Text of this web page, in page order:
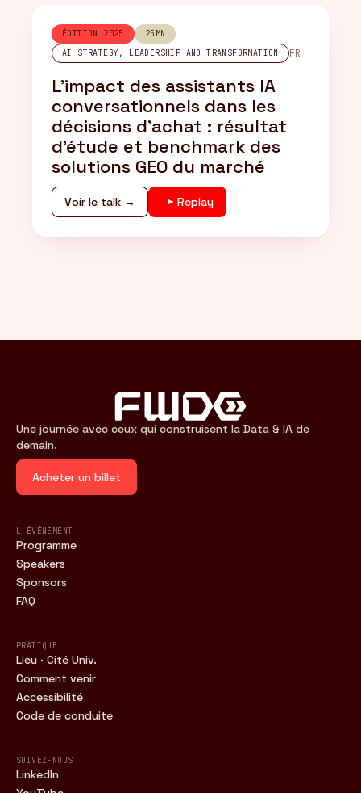
ÉDITION 2025
25MN
AI STRATEGY, LEADERSHIP AND TRANSFORMATION
FR
L'impact des assistants IA
conversationnels dans les
décisions d'achat : résultat
d'étude et benchmark des
solutions GEO du marché
Voir le talk → Replay
Une journée avec ceux qui construisent la Data & IA de
demain.
Acheter un billet
L'ÉVÉNEMENT
Programme
Speakers
Sponsors
FAQ
PRATIQUE
Lieu · Cité Univ.
Comment venir
Accessibilité
Code de conduite
SUIVEZ-NOUS
LinkedIn